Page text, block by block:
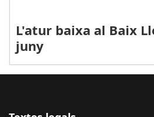
L'atur baixa al Baix
juny